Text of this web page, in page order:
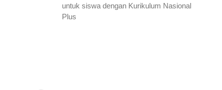
untuk siswa dengan Kurikulum Nasional
Plus